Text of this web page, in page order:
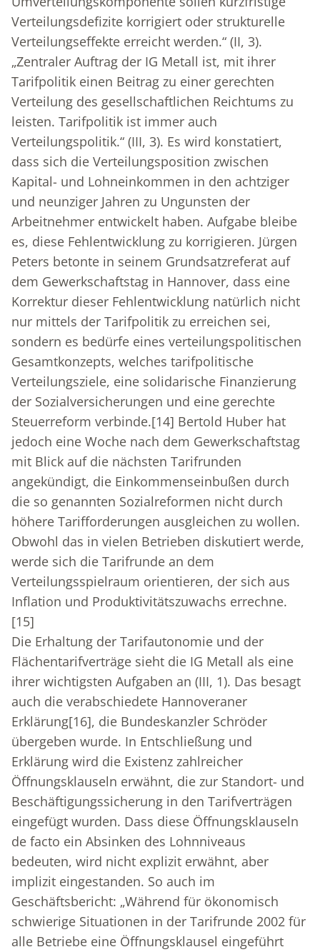
Verteilungsdefizite korrigiert oder strukturelle
Verteilungseffekte erreicht werden.“ (II, 3).
„Zentraler Auftrag der IG Metall ist, mit ihrer
Tarifpolitik einen Beitrag zu einer gerechten
Verteilung des gesellschaftlichen Reichtums zu
leisten. Tarifpolitik ist immer auch
Verteilungspolitik.“ (III, 3). Es wird konstatiert,
dass sich die Verteilungsposition zwischen
Kapital- und Lohneinkommen in den achtziger
und neunziger Jahren zu Ungunsten der
Arbeitnehmer entwickelt haben. Aufgabe bleibe
es, diese Fehlentwicklung zu korrigieren. Jürgen
Peters betonte in seinem Grundsatzreferat auf
dem Gewerkschaftstag in Hannover, dass eine
Korrektur dieser Fehlentwicklung natürlich nicht
nur mittels der Tarifpolitik zu erreichen sei,
sondern es bedürfe eines verteilungspolitischen
Gesamtkonzepts, welches tarifpolitische
Verteilungsziele, eine solidarische Finanzierung
der Sozialversicherungen und eine gerechte
Steuerreform verbinde.[14] Bertold Huber hat
jedoch eine Woche nach dem Gewerkschaftstag
mit Blick auf die nächsten Tarifrunden
angekündigt, die Einkommenseinbußen durch
die so genannten Sozialreformen nicht durch
höhere Tarifforderungen ausgleichen zu wollen.
Obwohl das in vielen Betrieben diskutiert werde,
werde sich die Tarifrunde an dem
Verteilungsspielraum orientieren, der sich aus
Inflation und Produktivitätszuwachs errechne.
[15]
Die Erhaltung der Tarifautonomie und der
Flächentarifverträge sieht die IG Metall als eine
ihrer wichtigsten Aufgaben an (III, 1). Das besagt
auch die verabschiedete Hannoveraner
Erklärung[16], die Bundeskanzler Schröder
übergeben wurde. In Entschließung und
Erklärung wird die Existenz zahlreicher
Öffnungsklauseln erwähnt, die zur Standort- und
Beschäftigungssicherung in den Tarifverträgen
eingefügt wurden. Dass diese Öffnungsklauseln
de facto ein Absinken des Lohnniveaus
bedeuten, wird nicht explizit erwähnt, aber
implizit eingestanden. So auch im
Geschäftsbericht: „Während für ökonomisch
schwierige Situationen in der Tarifrunde 2002 für
alle Betriebe eine Öffnungsklausel eingeführt